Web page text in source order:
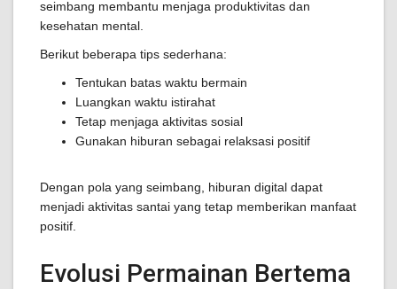
seimbang membantu menjaga produktivitas dan
kesehatan mental.
Berikut beberapa tips sederhana:
Tentukan batas waktu bermain
Luangkan waktu istirahat
Tetap menjaga aktivitas sosial
Gunakan hiburan sebagai relaksasi positif
Dengan pola yang seimbang, hiburan digital dapat
menjadi aktivitas santai yang tetap memberikan manfaat
positif.
Evolusi Permainan Bertema